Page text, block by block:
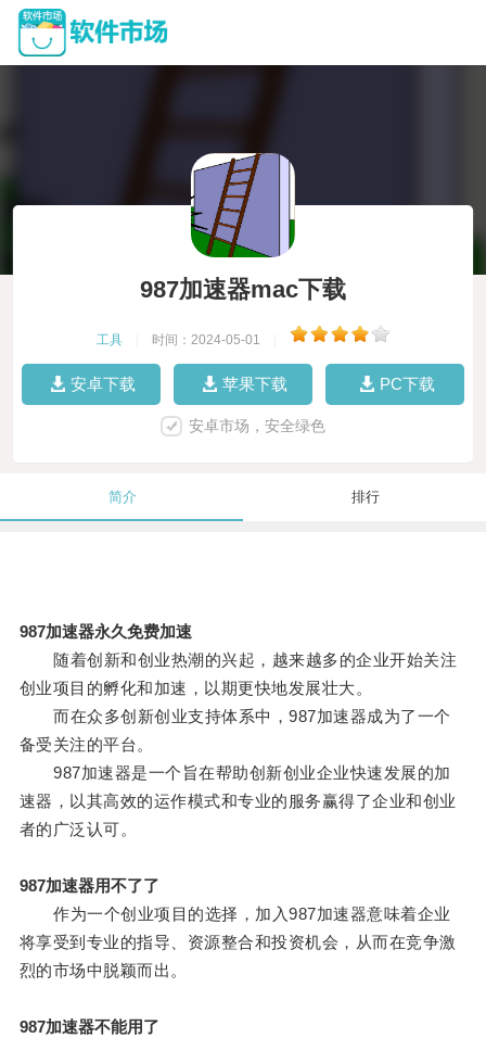
987加速器mac下载
工具 时间：2024-05-01
安卓下载 苹果下载 PC下载
安卓市场，安全绿色
简介 排行
987加速器永久免费加速
随着创新和创业热潮的兴起，越来越多的企业开始关注
创业项目的孵化和加速，以期更快地发展壮大。
而在众多创新创业支持体系中，987加速器成为了一个
备受关注的平台。
987加速器是一个旨在帮助创新创业企业快速发展的加
速器，以其高效的运作模式和专业的服务赢得了企业和创业
者的广泛认可。
987加速器用不了了
作为一个创业项目的选择，加入987加速器意味着企业
将享受到专业的指导、资源整合和投资机会，从而在竞争激
烈的市场中脱颖而出。
987加速器不能用了